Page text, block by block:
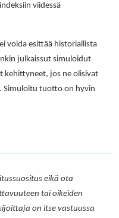
viidessä
voida esittää historiallista
julkaissut simuloidut
kehittyneet, jos ne olisivat
Simuloitu tuotto on hyvin
eikä ota
tai oikeiden
on itse vastuussa